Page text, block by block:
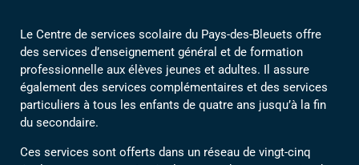
Le Centre de services scolaire du Pays-des-Bleuets offre
des services d’enseignement général et de formation
professionnelle aux élèves jeunes et adultes. Il assure
également des services complémentaires et des services
particuliers à tous les enfants de quatre ans jusqu’à la fin
du secondaire.
Ces services sont offerts dans un réseau de vingt-cinq